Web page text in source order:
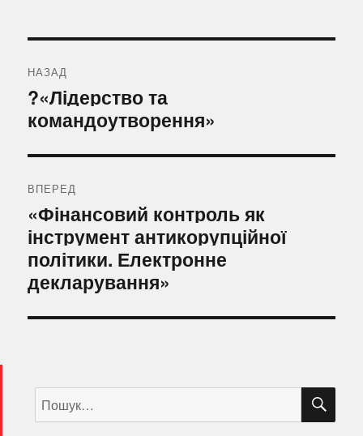
записів
НАЗАД
Попередній
запис:
?«Лідерство та
командоутворення»
ВПЕРЕД
Наступний
запис:
«Фінансовий контроль як
інструмент антикорупційної
політики. Електронне
декларування»
за
запитом: